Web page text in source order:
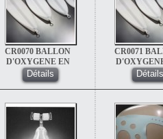
CR0070 BALLON
D'OXYGENE EN
SILICONE 0.5L EN
SILICONE
(AUTOCLAVABLE)
Détails
CR0071
SILICONE
Détails